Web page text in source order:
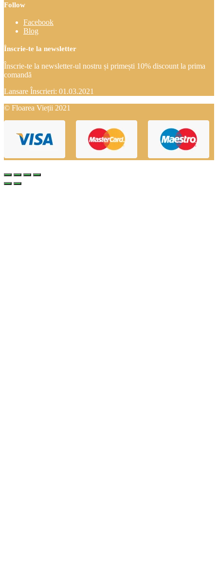
Follow
Facebook
Blog
Înscrie-te la newsletter
Înscrie-te la newsletter-ul nostru și primești 10% discount la prima
comandă
Lansare Înscrieri: 01.03.2021
© Floarea Vieții 2021